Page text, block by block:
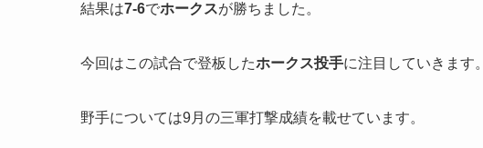
結果は7-6でホークスが勝ちました。
今回はこの試合で登板したホークス投手に注目していきます。
野手については9月の三軍打撃成績を載せています。